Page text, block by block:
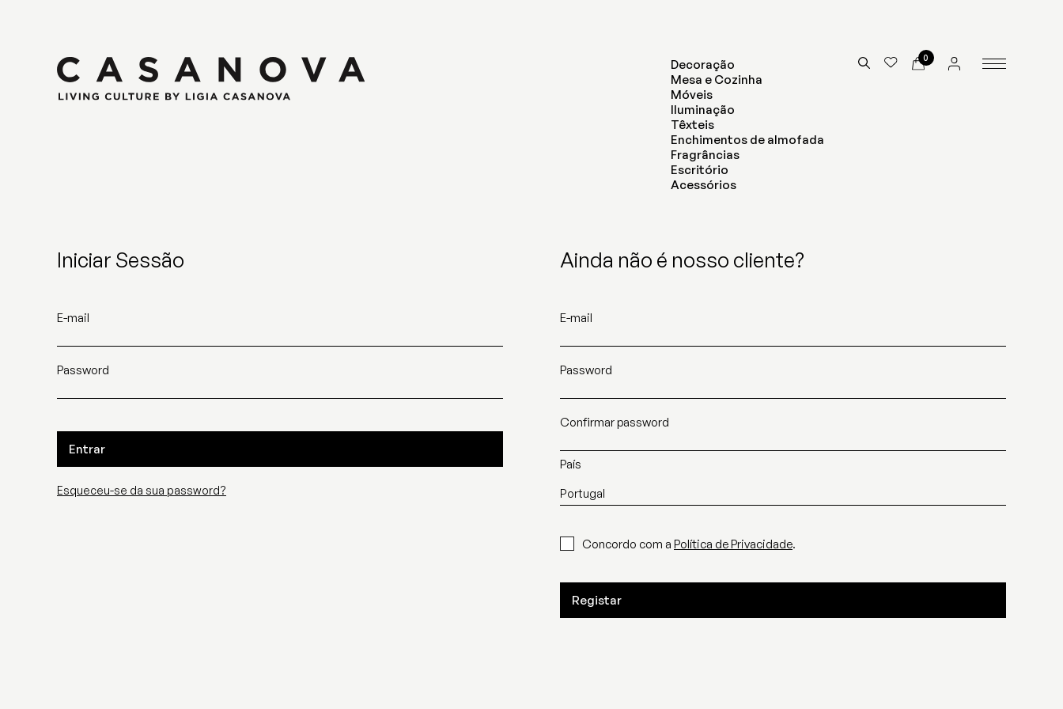
Decoração
Mesa e Cozinha
Móveis
Iluminação
Têxteis
Enchimentos de almofada
Fragrâncias
Escritório
Acessórios
0
Iniciar Sessão
E-mail
Password
Entrar
Esqueceu-se da sua password?
Ainda não é nosso cliente?
E-mail
Password
Confirmar password
País
Concordo com a Política de Privacidade.
Registar